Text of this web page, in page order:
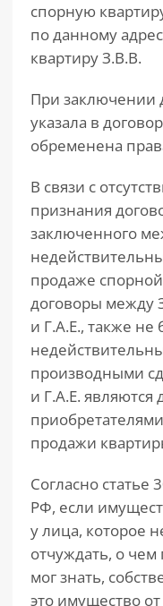
спорную
по данному
квартиру З.В.В.
При заключении
указала в
обременена
В связи с
признания
заключенного
продаже
договоры между
и Г.А.Е., также
производными
и Г.А.Е.
продажи
Согласно статье
РФ, если
у лица, которое
отчуждать, о
мог знать,
это имущество